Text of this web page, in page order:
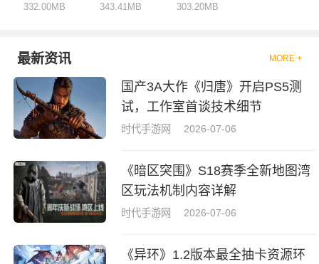
332.00MB 343.41MB 303.20MB
最新资讯 MORE +
国产3A大作《归唐》开启PS5测
试，工作室首谈技术细节
时代手游网 2026-07-06
《暗区突围》S18赛季全新地图湾
区玩法机制内容详解
时代手游网 2026-07-06
《异环》1.2版本最全抽卡资源环